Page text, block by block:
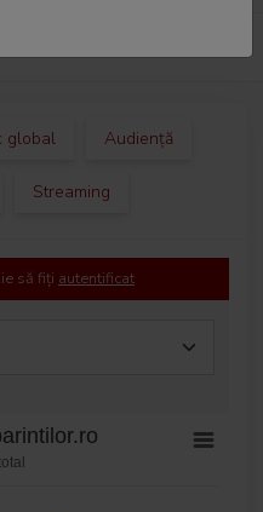
global Audiență
Streaming
să fiți autentificat